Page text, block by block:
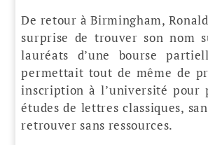
De retour à Birmingham,
surprise de trouver son nom
lauréats d’une bourse
permettait tout de même de
inscription à l’université pour
études de lettres classiques,
retrouver sans ressources.